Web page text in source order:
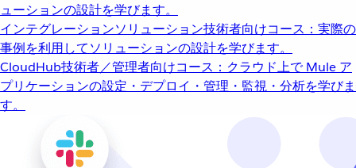
ューションの設計を学びます。
インテグレーションソリューション技術者向けコース：実際の
事例を利用してソリューションの設計を学びます。
CloudHub技術者／管理者向けコース：クラウド上で Mule ア
プリケーションの設定・デプロイ・管理・監視・分析を学びま
す。